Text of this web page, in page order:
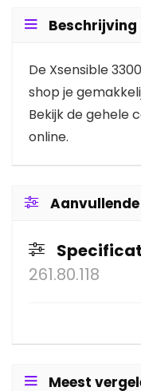
Beschrijving
De Xsensible
shop je
Bekijk de gehele
online.
261.80.118
Meest